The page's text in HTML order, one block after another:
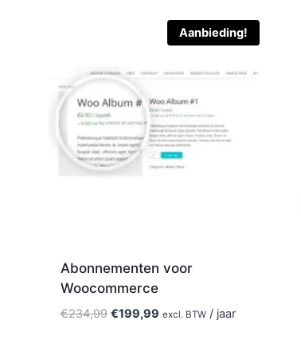
Aanbieding!
Abonnementen voor
Woocommerce
€234,99 Oorspronkelijke
€199,99Huidige
excl. BTW/ jaar